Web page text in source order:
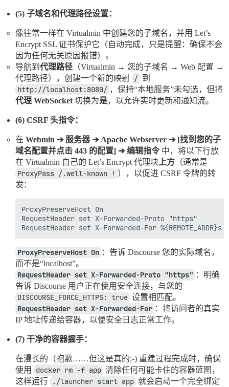
(5) 子域名和代理路径设置：
像往常一样在 Virtualmin 中创建您的子域名，并用 Let’s
Encrypt SSL 证书保护它（自动完成，只是提醒：确保不会
因为任何无关原因报错）。
导航到 代理路径 （Virtualmin → 您的子域名 → Web 配置 →
代理路径），创建一个新的映射 / 到
http://localhost:8080/ ，保持“本地服务”未勾选，但将
代理 WebSocket 切换为是，以允许实时更新和通知流。
(6) CSRF 头指令：
在 Webmin ➔ 服务器 ➔ Apache Webserver ➔ [找到您的子
域名配置并点击 443 的配置] ➔ 编辑指令中，将以下行放
在 Virtualmin 自己的 Let’s Encrypt 代理块 上方 （通常是
ProxyPass /.well-known ! ），以促进 CSRF 令牌的转
发：
ProxyPreserveHost On
RequestHeader set X-Forwarded-Proto "https"
ProxyPreserveHost On ：告诉 Discourse 您的实际域名，
而不是“localhost”。
RequestHeader set X-Forwarded-Proto "https" ：明确
告诉 Discourse 用户正在使用安全连接，与您的
DISCOURSE_FORCE_HTTPS: true 设置相匹配。
RequestHeader set X-Forwarded-For ：将访问者的真实
IP 地址传递给容器，以便安全日志正常工作。
(7) 干净的容器握手：
在漫长的（抱歉……但这是真的;-) 重建过程完成时，确保
使用
docker rm -f app 清除任何可能卡住的容器蓝图，
这样运行
./launcher start app 就会启动一个完全绑定